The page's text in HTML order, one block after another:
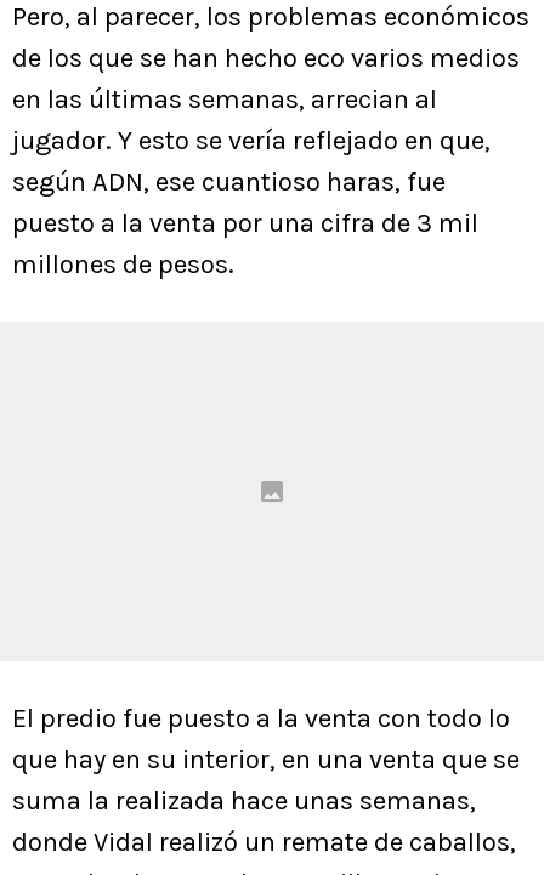
Pero, al parecer, los problemas económicos
de los que se han hecho eco varios medios
en las últimas semanas, arrecian al
jugador. Y esto se vería reflejado en que,
según ADN, ese cuantioso haras, fue
puesto a la venta por una cifra de 3 mil
millones de pesos.
El predio fue puesto a la venta con todo lo
que hay en su interior, en una venta que se
suma la realizada hace unas semanas,
donde Vidal realizó un remate de caballos,